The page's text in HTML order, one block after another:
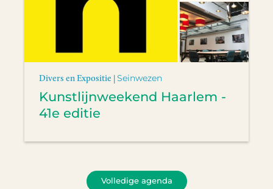
Divers en Expositie |Seinwezen
Kunstlijnweekend Haarlem -
41e editie
Volledige agenda